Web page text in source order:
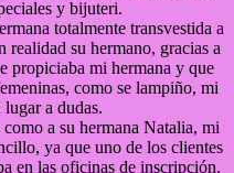
y bijuteri.
totalmente transvestida a
realidad su hermano, gracias a
propiciaba mi hermana y que
como se lampiño, mi
a dudas.
a su hermana Natalia, mi
ya que uno de los clientes
en las oficinas de inscripción.